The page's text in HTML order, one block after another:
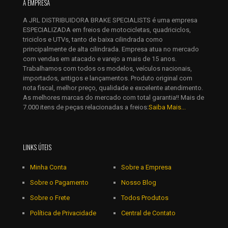
mail
*
Salvar meus dados neste navegador para a próxima vez que
eu comentar.
A EMPRESA
A JRL DISTRIBUIDORA BRAKE SPECIALISTS é uma empresa
ESPECIALIZADA em freios de motocicletas, quadriciclos,
triciclos e UTVs, tanto de baixa cilindrada como
principalmente de alta cilindrada. Empresa atua no mercado
com vendas em atacado e varejo a mais de 15 anos.
Trabalhamos com todos os modelos, veículos nacionais,
importados, antigos e lançamentos. Produto original com
nota fiscal, melhor preço, qualidade e excelente atendimento.
As melhores marcas do mercado com total garantia!! Mais de
7.000 itens de peças relacionadas a freios:Saiba Mais...
LINKS ÚTEIS
Minha Conta
Sobre o Pagamento
Sobre o Frete
Política de Privacidade
Sobre a Empresa
Nosso Blog
Todos Produtos
Central de Contato